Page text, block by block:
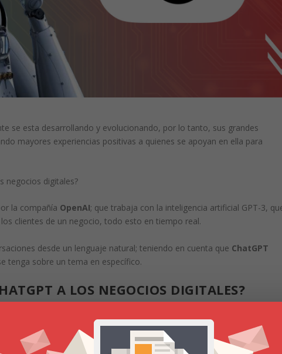
se esta desarrollando y evolucionando, por lo tanto, sus grandes
mayores experiencias positivas a quienes se apoyan en ella para
negocios digitales?
la compañía OpenAI; que trabaja con la inteligencia artificial GPT-3,
clientes de un negocio, todo esto en tiempo real.
desde un lenguaje natural; teniendo en cuenta que ChatGPT
tenga sobre un tema en específico.
A LOS NEGOCIOS DIGITALES?
digital, para ofrecer sus productos y/o servicios.
llegada de las redes sociales; esto ha generado miles de tareas para el
Manager; quien además, esta centrado en construir y mantener